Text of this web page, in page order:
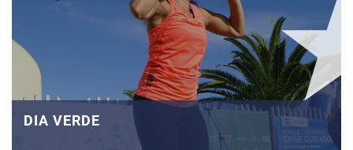
DIA VERDE